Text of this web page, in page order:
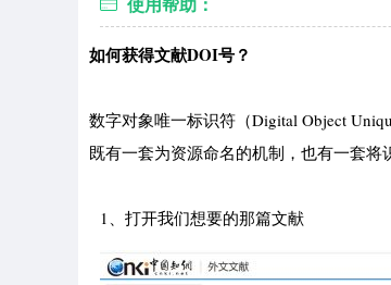
如何获得文献DOI号？
数字对象唯一标识符（Digital Object
既有一套为资源命名的机制，也有一套将
1、打开我们想要的那篇文献